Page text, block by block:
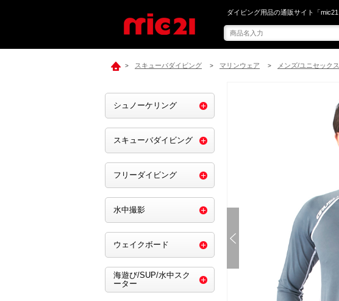
mic21で[ GRUSH ] ロングスリーブ
ダイビング用品の通販サイト「mic21
> スキューバダイビング > マリンウェア > メンズ/ユニセックス
シュノーケリング
スキューバダイビング
フリーダイビング
水中撮影
ウェイクボード
海遊び/SUP/水中スク
ーター